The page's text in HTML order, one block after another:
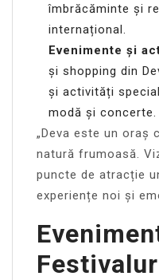
îmbrăcăminte și
internațional.
Evenimente și
și shopping din
și activități
modă și concerte.
„Deva este un oraș
natură frumoasă.
puncte de atracție
experiențe noi și